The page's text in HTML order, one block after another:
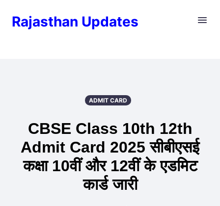
Rajasthan Updates
ADMIT CARD
CBSE Class 10th 12th
Admit Card 2025 सीबीएसई
कक्षा 10वीं और 12वीं के एडमिट
कार्ड जारी